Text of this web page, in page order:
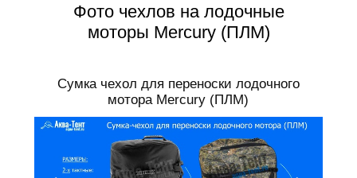
Фото чехлов на лодочные
моторы Mercury (ПЛМ)
Сумка чехол для переноски лодочного
мотора Mercury (ПЛМ)